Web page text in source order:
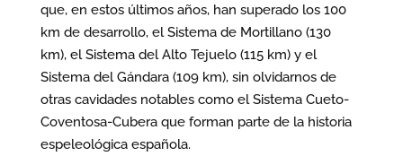
que, en estos últimos años, han superado los 100
km de desarrollo, el Sistema de Mortillano (130
km), el Sistema del Alto Tejuelo (115 km) y el
Sistema del Gándara (109 km), sin olvidarnos de
otras cavidades notables como el Sistema Cueto-
Coventosa-Cubera que forman parte de la historia
espeleológica española.